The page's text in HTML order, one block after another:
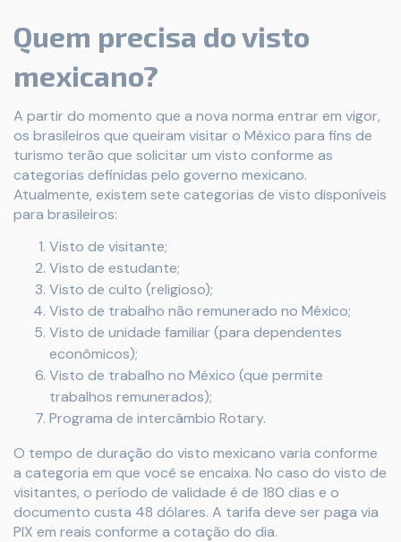
Quem precisa do visto
mexicano?
A partir do momento que a nova norma entrar em vigor,
os brasileiros que queiram visitar o México para fins de
turismo terão que solicitar um visto conforme as
categorias definidas pelo governo mexicano.
Atualmente, existem sete categorias de visto disponíveis
para brasileiros:
Visto de visitante;
Visto de estudante;
Visto de culto (religioso);
Visto de trabalho não remunerado no México;
Visto de unidade familiar (para dependentes
econômicos);
Visto de trabalho no México (que permite
trabalhos remunerados);
Programa de intercâmbio Rotary.
O tempo de duração do visto mexicano varia conforme
a categoria em que você se encaixa. No caso do visto de
visitantes, o período de validade é de 180 dias e o
documento custa 48 dólares. A tarifa deve ser paga via
PIX em reais conforme a cotação do dia.